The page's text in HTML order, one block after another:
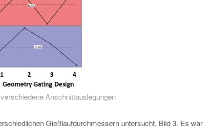
Anschnittauslegungen
Gießlaufdurchmessern untersucht, Bild 3. Es war